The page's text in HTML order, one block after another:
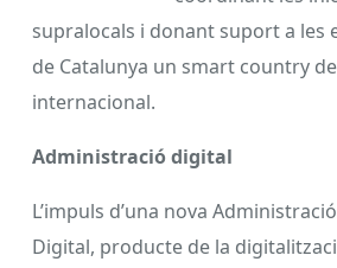
supralocals i donant suport a les
de Catalunya un smart country
internacional.
Administració digital
L’impuls d’una nova Administració
Digital, producte de la